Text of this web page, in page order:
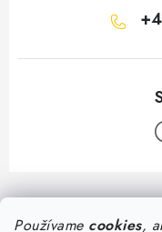
Používame cookies,
Z
á
Predajňa Plutvy.sk